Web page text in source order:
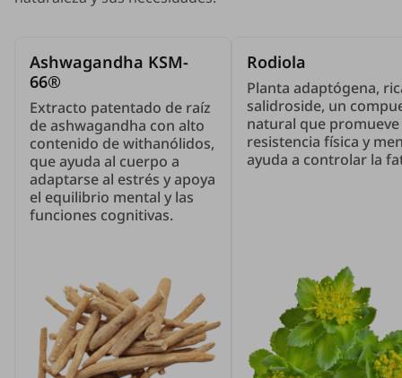
Ashwagandha KSM-
66®
Extracto patentado de raíz
de ashwagandha con alto
contenido de withanólidos,
que ayuda al cuerpo a
adaptarse al estrés y apoya
el equilibrio mental y las
funciones cognitivas.
Rodiola
Planta adaptógena,
salidroside, un
natural que promueve
resistencia física y
ayuda a controlar la